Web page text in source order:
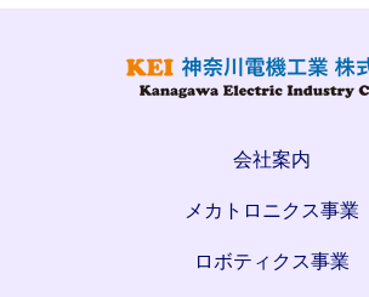
会社案内
メカトロニクス事業
ロボティクス事業